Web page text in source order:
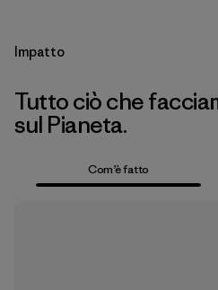
Impatto
Tutto ciò che
sul Pianeta.
Com’è fatto